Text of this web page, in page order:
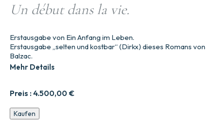
Un début dans la vie.
Preis :4.500,00 €
Erstausgabe von Ein Anfang im Leben.
Erstausgabe „selten und kostbar“ (Dirkx) dieses Romans von
Balzac.
Mehr Details
Un
début
Kaufen